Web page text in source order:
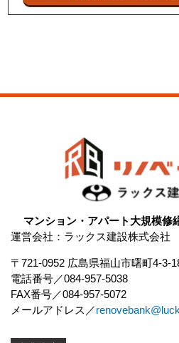
マンション・アパート大規模
運営会社：ラックス建設株式会社
〒721-0952 広島県福山市曙町4-3-
電話番号
084-957-5038
FAX番号
084-957-5072
メールアドレス